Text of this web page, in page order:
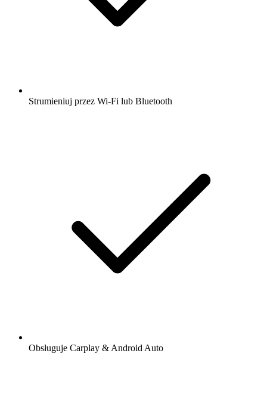
Strumieniuj przez Wi-Fi lub Bluetooth
Obsługuje Carplay & Android Auto